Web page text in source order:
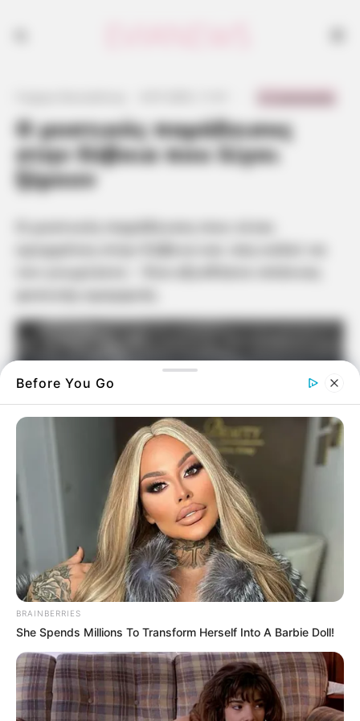
Ο μυστικός παράδεισος
στην Εύβοια που λίγοι
ξέρουν
Ο μυστικός παράδεισος που είναι
κρυμμένος στην Εύβοια και σας καλεί να
φυσικής ομορφιάς
Μυστικός παράδεισος
μυστικόςπαράδεισος που βρίσκεται στην
Εύβοια και ελάχιστοι τον γνωρίζουν.
Εκεί θα καταλάβετε τηνφύσημιας και θα
συναντήσετε μια πηγή πνιγμένη στο πράσινο.
Δίκαια το έχουν ονομάσει ωςαξιοθέατο
σπάνιας φυσικής ομορφιάς.
Before You Go
BRAINBERRIES
She Spends Millions To Transform Herself Into A Barbie Doll!